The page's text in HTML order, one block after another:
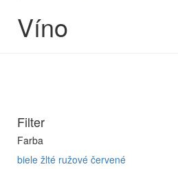
Víno
Filter
Farba
biele žlté ružové červené